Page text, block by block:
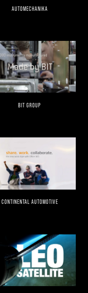
AUTOMECHANIKA
BIT GROUP
CONTINENTAL AUTOMOTIVE